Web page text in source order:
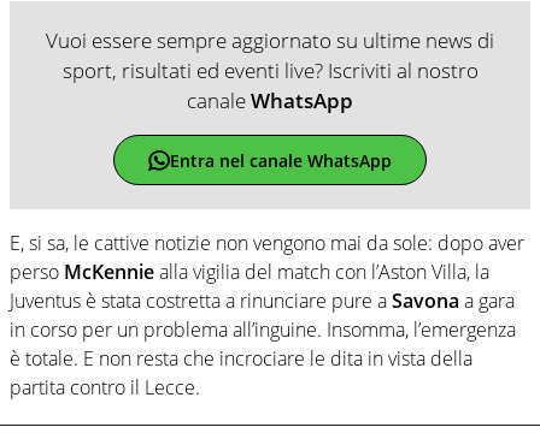
Vuoi essere sempre aggiornato su ultime news di
sport, risultati ed eventi live? Iscriviti al nostro
canaleWhatsApp
Entra nel canale WhatsApp
E, si sa, le cattive notizie non vengono mai da sole: dopo aver
perso McKenniealla vigilia del match con l’Aston Villa, la
Juventus è stata costretta a rinunciare pure aSavona a gara
in corso per un problema all’inguine. Insomma, l’emergenza
è totale. E non resta che incrociare le dita in vista della
partita contro il Lecce.